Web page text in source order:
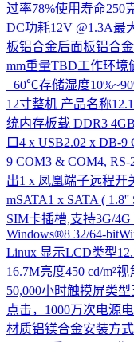
过率78%使用寿命250
DC功耗12V @1.3A最
板铝合金后面板铝合
mm重量TBD工作环
+60℃存储湿度
12寸整机 产品名称
统内存板载 DDR3
口4 x USB2.02 x DB-9
9 COM3 & COM4,
出1 x 凤凰端子远程开
mSATA1 x SATA (
SIM卡插槽,支持3G/
Windows®8 32/64-
Linux 显示LCD类型
16.7M亮度450 cd/m²
50,000小时触摸屏类
点击，1000万次电源
材质铝镁合金安装方